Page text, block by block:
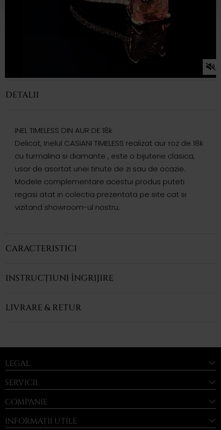
DETALII
INEL TIMELESS DIN AUR DE 18k
Delicat, Inelul CASIANI TIMELESS realizat aur roz de 18k
cu turmalina si diamante , este o bijuterie clasica,
usor de asortat unei tinute de zi sau de ocazie.
Modele complementare acestui produs puteti
regasi atat in colectia prezentata pe site cat si
vizitand showroom-ul nostru.
CARACTERISTICI
INSTRUCȚIUNI ÎNGRIJIRE
LIVRARE & RETUR
LEGAL
SERVICII
COMPANIE
INFORMAȚII UTILE